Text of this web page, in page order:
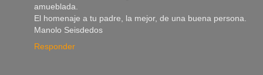
amueblada.
El homenaje a tu padre, la mejor, de una buena persona.
Manolo Seisdedos
Responder